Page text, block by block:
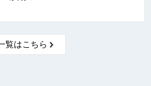
覧はこちら